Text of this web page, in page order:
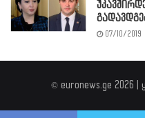
07/10/2019
© euronews.ge 2026